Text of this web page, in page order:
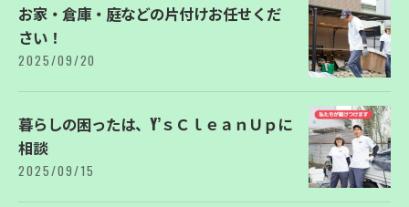
お家・倉庫・庭などの片付けお任せくだ
さい！
2025/09/20
暮らしの困ったは、Y’ｓＣｌｅａｎＵｐに
相談
2025/09/15